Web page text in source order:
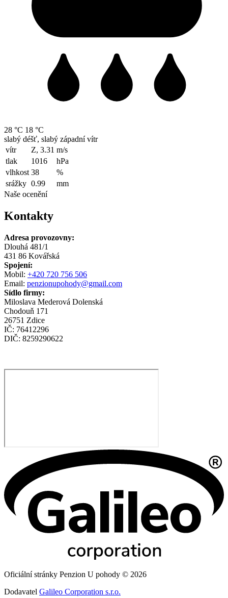
28 °C 18 °C
slabý déšť, slabý západní vítr
vítr
Z, 3.31 m/s
tlak
1016
hPa
vlhkost 38
%
srážky 0.99
mm
Naše ocenění
Kontakty
Adresa provozovny:
Dlouhá 481/1
431 86 Kovářská
Spojení:
Mobil: +420 720 756 506
Email: penzionupohody@gmail.com
Sídlo firmy:
Miloslava Mederová Dolenská
Chodouň 171
26751 Zdice
IČ: 76412296
DIČ: 8259290622
Oficiální stránky Penzion U pohody © 2026
Dodavatel Galileo Corporation s.r.o.